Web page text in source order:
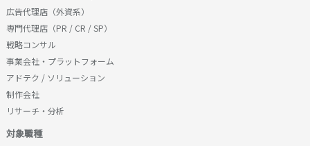
広告代理店（外資系）
専門代理店（PR / CR / SP）
戦略コンサル
事業会社・プラットフォーム
アドテク / ソリューション
制作会社
リサーチ・分析
対象職種